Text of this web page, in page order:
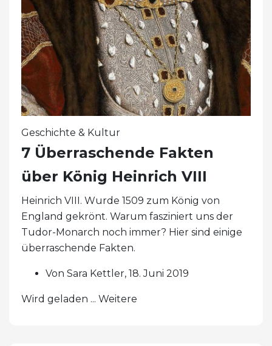
Geschichte & Kultur
7 Überraschende Fakten
über König Heinrich VIII
Heinrich VIII. Wurde 1509 zum König von
England gekrönt. Warum fasziniert uns der
Tudor-Monarch noch immer? Hier sind einige
überraschende Fakten.
Von Sara Kettler, 18. Juni 2019
Wird geladen ... Weitere